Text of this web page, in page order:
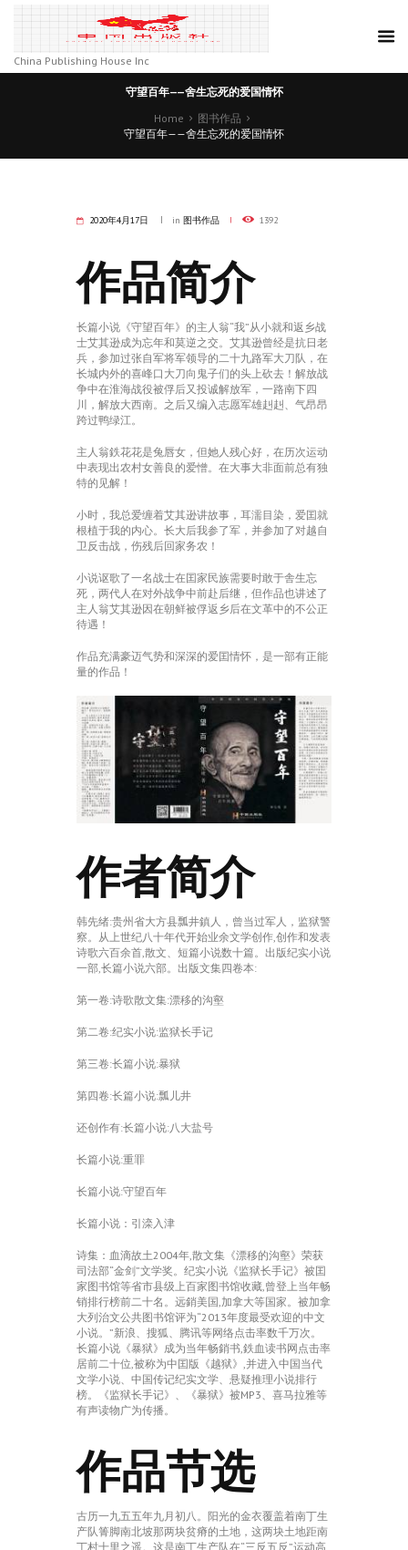
China Publishing House Inc
守望百年——舍生忘死的爱国情怀
Home
图书作品
守望百年——舍生忘死的爱国情怀
2020年4月17日 in 图书作品 1392
​作品简介
长篇小说《守望百年》的主人翁“我”从小就和返乡战
士艾其逊成为忘年和莫逆之交。艾其逊曾经是抗日老
兵，参加过张自军将军领导的二十九路军大刀队，在
长城内外的喜峰口大刀向鬼子们的头上砍去！解放战
争中在淮海战役被俘后又投诚解放军，一路南下四
川，解放大西南。之后又编入志愿军雄赳赳、气昂昂
跨过鸭绿江。
主人翁鉄花花是兔唇女，但她人残心好，在历次运动
中表现出农村女善良的爱憎。在大事大非面前总有独
特的见解！
小时，我总爱缠着艾其逊讲故事，耳濡目染，爱囯就
根植于我的内心。长大后我参了军，并参加了对越自
卫反击战，伤残后回家务农！
小说讴歌了一名战士在囯家民族需要时敢于舎生忘
死，两代人在对外战争中前赴后继，但作品也讲述了
主人翁艾其逊因在朝鲜被俘返乡后在文革中的不公正
待遇！
作品充满豪迈气势和深深的爱囯情怀，是一部有正能
量的作品！
作者简介
韩先绪:贵州省大方县瓢井鎮人，曾当过军人，监狱警
察。从上世纪八十年代开始业余文学创作,创作和发表
诗歌六百余首,散文、短篇小说数十篇。出版纪实小说
一部,长篇小说六部。出版文集四卷本:
第一卷:诗歌散文集:漂移的沟壑
第二卷:纪实小说:监狱长手记
第三卷:长篇小说:暴狱
第四卷:长篇小说:瓢儿井
还创作有:长篇小说:八大盐号
长篇小说:重罪
长篇小说:守望百年
长篇小说：引滦入津
诗集：血滴故土2004年,散文集《漂移的沟壑》荣获
司法部“金剑”文学奖。纪实小说《监狱长手记》被囯
家图书馆等省市县级上百家图书馆收藏,曾登上当年畅
销排行榜前二十名。远銷美国,加拿大等国家。被加拿
大列治文公共图书馆评为“2013年度最受欢迎的中文
小说。”新浪、搜狐、腾讯等网络点击率数千万次。
长篇小说《暴狱》成为当年畅銷书,鉄血读书网点击率
居前二十位,被称为中囯版《越狱》,并进入中国当代
文学小说、中国传记纪实文学、悬疑推理小说排行
榜。《监狱长手记》、《暴狱》被MP3、喜马拉雅等
有声读物广为传播。
作品节选
古历一九五五年九月初八。阳光的金衣覆盖着南丁生
产队箐脚南北坡那两块贫瘠的土地，这两块土地距南
丁村十里之遥。这是南丁生产队在“三反五反”运动高